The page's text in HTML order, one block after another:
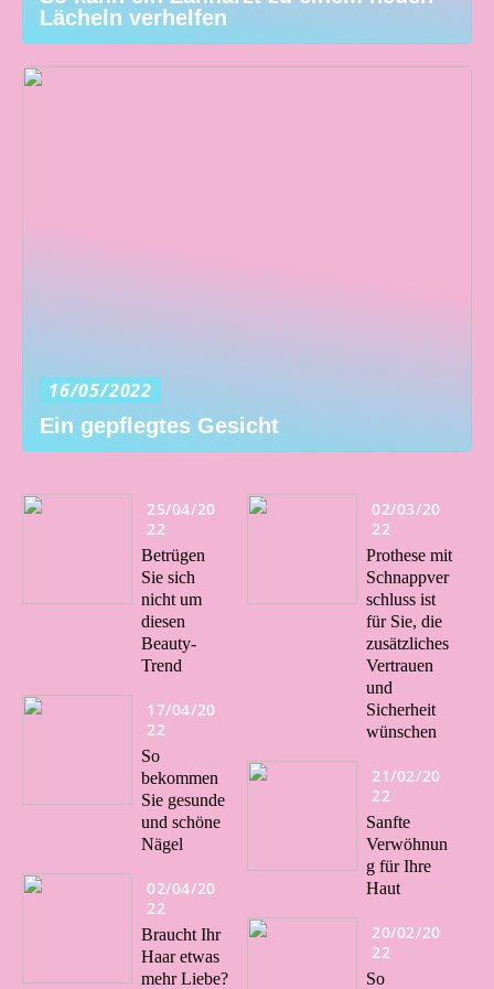
Lächeln verhelfen
16/05/2022
Ein gepflegtes Gesicht
25/04/20
22
Betrügen
Sie sich
nicht um
diesen
Beauty-
Trend
17/04/20
22
So
bekommen
Sie gesunde
und schöne
Nägel
02/04/20
22
Braucht Ihr
Haar etwas
mehr Liebe?
02/03/20
22
Prothese mit
Schnappver
schluss ist
für Sie, die
zusätzliches
Vertrauen
und
Sicherheit
wünschen
21/02/20
22
Sanfte
Verwöhnun
g für Ihre
Haut
20/02/20
22
So